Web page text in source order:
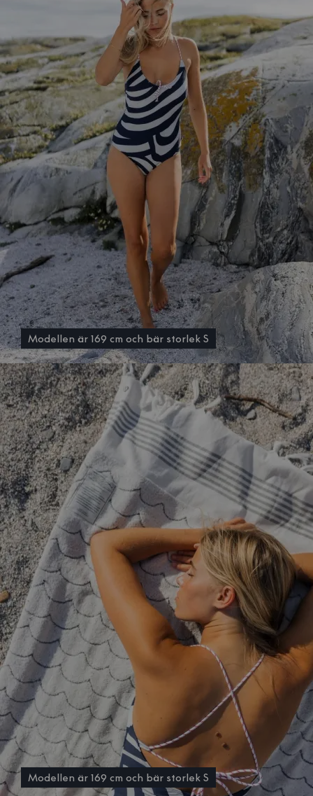
Modellen är 169 cm och bär storlek S
Modellen är 169 cm och bär storlek S